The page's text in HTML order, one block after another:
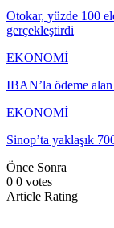
Otokar, yüzde 100
gerçekleştirdi
EKONOMİ
IBAN’la ödeme
EKONOMİ
Sinop’ta yaklaşık
Önce Sonra
0 0 votes
Article Rating